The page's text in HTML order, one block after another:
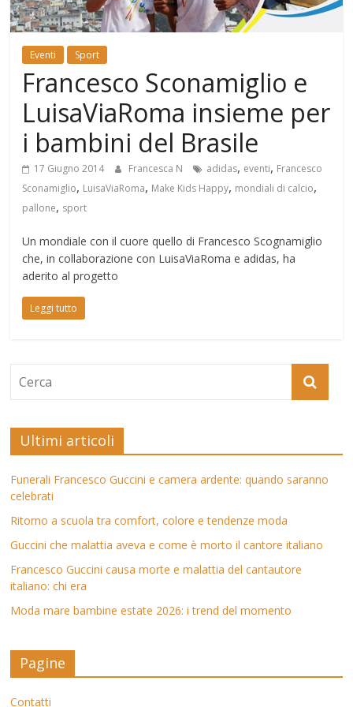
Mondo
Eventi Sport
Francesco Sconamiglio e
LuisaViaRoma insieme per
i bambini del Brasile
17 Giugno 2014 Francesca N adidas, eventi, Francesco
Sconamiglio, LuisaViaRoma, Make Kids Happy, mondiali di calcio,
pallone, sport
Un mondiale con il cuore quello di Francesco Scognamiglio
che, in collaborazione con LuisaViaRoma e adidas, ha
aderito al progetto
Leggi tutto
Ultimi articoli
Funerali Francesco Guccini e camera ardente: quando saranno
celebrati
Ritorno a scuola tra comfort, colore e tendenze moda
Guccini che malattia aveva e come è morto il cantore italiano
Francesco Guccini causa morte e malattia del cantautore
italiano: chi era
Moda mare bambine estate 2026: i trend del momento
Pagine
Contatti